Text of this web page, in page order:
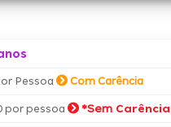
Pessoa Com Carência
por pessoa *Sem Carência